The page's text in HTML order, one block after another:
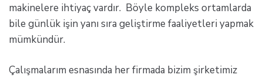
makinelere ihtiyaç vardır. Böyle kompleks ortamlarda
bile günlük işin yanı sıra geliştirme faaliyetleri yapmak
mümkündür.
Çalışmalarım esnasında her firmada bizim şirketimiz